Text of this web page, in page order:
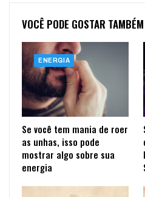
VOCÊ PODE GOSTAR TAMBÉM
ENERGIA
Se você tem mania de roer
as unhas, isso pode
mostrar algo sobre sua
energia